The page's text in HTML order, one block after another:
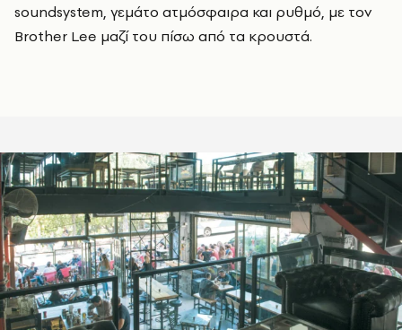
soundsystem, γεμάτο ατμόσφαιρα και ρυθμό, με τον
Brother Lee μαζί του πίσω από τα κρουστά.